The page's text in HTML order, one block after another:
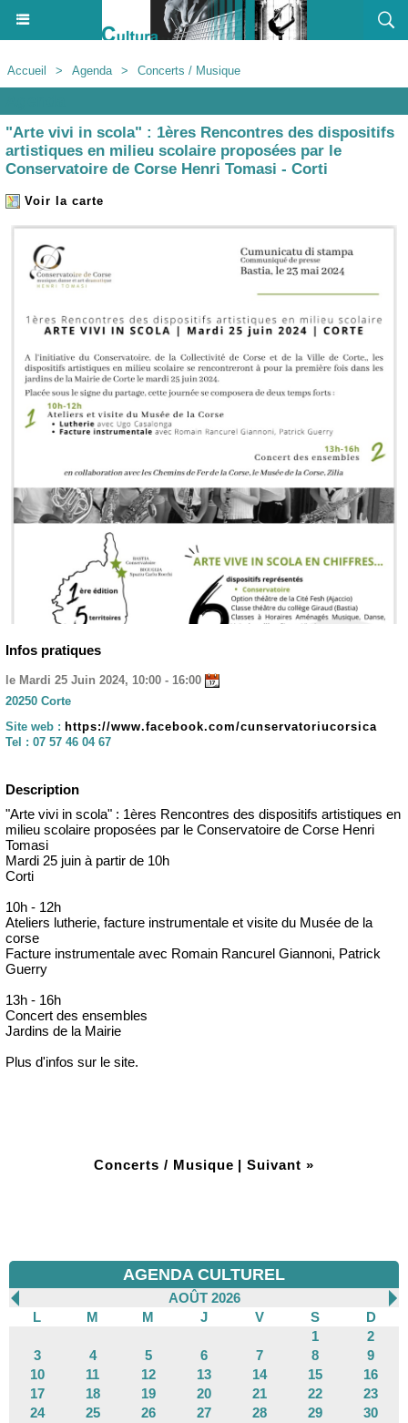
Accueil > Agenda > Concerts / Musique
"Arte vivi in scola" : 1ères Rencontres des dispositifs
artistiques en milieu scolaire proposées par le
Conservatoire de Corse Henri Tomasi - Corti
Voir la carte
Infos pratiques
le Mardi 25 Juin 2024, 10:00 - 16:00
20250 Corte
Site web : https://www.facebook.com/cunservatoriucorsica
Tel : 07 57 46 04 67
Description
"Arte vivi in scola" : 1ères Rencontres des dispositifs artistiques en
milieu scolaire proposées par le Conservatoire de Corse Henri
Tomasi
Mardi 25 juin à partir de 10h
Corti
10h - 12h
Ateliers lutherie, facture instrumentale et visite du Musée de la
corse
Facture instrumentale avec Romain Rancurel Giannoni, Patrick
Guerry
13h - 16h
Concert des ensembles
Jardins de la Mairie
Plus d'infos sur le site.
Concerts / Musique | Suivant »
AGENDA CULTUREL
AOÛT 2026
L
M M J V S
D
1
2
3
4 5 6 7 8
9
10
11 12 13 14 15
16
17
18 19 20 21 22
23
24
25 26 27 28 29
30